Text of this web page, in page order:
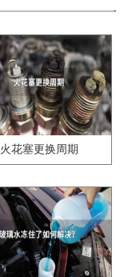
火花塞更换周期